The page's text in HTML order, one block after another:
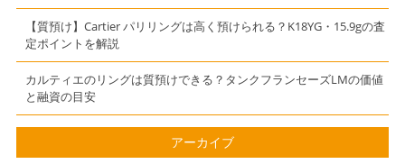
【質預け】Cartier パリリングは高く預けられる？K18YG・15.9gの査
定ポイントを解説
カルティエのリングは質預けできる？タンクフランセーズLMの価値
と融資の目安
アーカイブ